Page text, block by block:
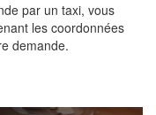
par un taxi, vous
les coordonnées
demande.